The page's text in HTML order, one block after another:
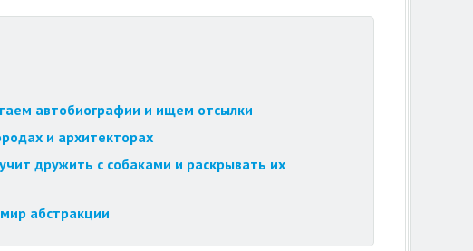
автобиографии и ищем отсылки
и архитекторах
дружить с собаками и раскрывать их
абстракции